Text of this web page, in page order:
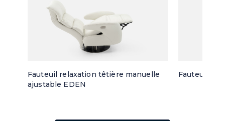
Fauteuil relaxation têtière manuelle
ajustable EDEN
Fauteuil